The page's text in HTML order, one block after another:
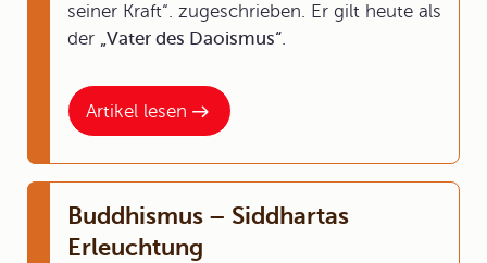
Artikel lesen
seiner Kraft“. zugeschrieben. Er gilt heute als
der „Vater des Daoismus“.
Buddhismus – Siddhartas
Erleuchtung